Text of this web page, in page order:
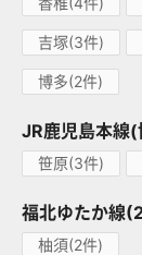
吉塚(3件)
博多(2件)
JR鹿児島本線
笹原(3件)
福北ゆたか線
柚須(2件)